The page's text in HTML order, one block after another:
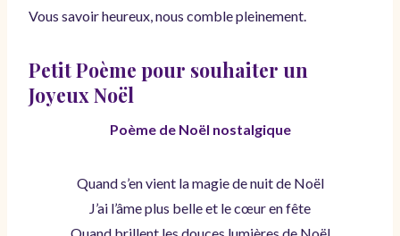
Vous savoir heureux, nous comble pleinement.
Petit Poème pour souhaiter un
Joyeux Noël
Poème de Noël nostalgique
Quand s’en vient la magie de nuit de Noël
J’ai l’âme plus belle et le cœur en fête